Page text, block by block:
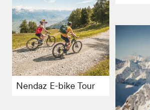
Nendaz E-bike Tour